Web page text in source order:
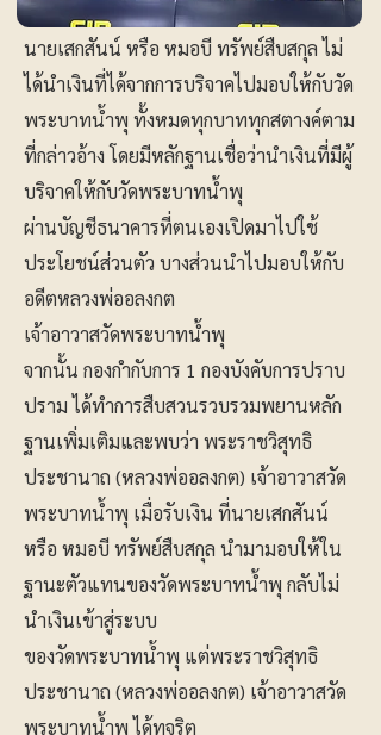
นายเสกสันน์ หรือ หมอบี ทรัพย์สืบสกุล ไม่
ได้นำเงินที่ได้จากการบริจาคไปมอบให้กับวัด
พระบาทน้ำพุ ทั้งหมดทุกบาททุกสตางค์ตาม
ที่กล่าวอ้าง โดยมีหลักฐานเชื่อว่านำเงินที่มีผู้
บริจาคให้กับวัดพระบาทน้ำพุ
ผ่านบัญชีธนาคารที่ตนเองเปิดมาไปใช้
ประโยชน์ส่วนตัว บางส่วนนำไปมอบให้กับ
อดีตหลวงพ่ออลงกต
เจ้าอาวาสวัดพระบาทน้ำพุ
​จากนั้น กองกำกับการ 1 กองบังคับการปราบ
ปราม ได้ทำการสืบสวนรวบรวมพยานหลัก
ฐานเพิ่มเติมและพบว่า พระราชวิสุทธิ
ประชานาถ (หลวงพ่ออลงกต) เจ้าอาวาสวัด
พระบาทน้ำพุ เมื่อรับเงิน ที่นายเสกสันน์
หรือ หมอบี ทรัพย์สืบสกุล นำมามอบให้ใน
ฐานะตัวแทนของวัดพระบาทน้ำพุ กลับไม่
นำเงินเข้าสู่ระบบ
ของวัดพระบาทน้ำพุ แต่พระราชวิสุทธิ
ประชานาถ (หลวงพ่ออลงกต) เจ้าอาวาสวัด
พระบาทน้ำพุ ได้ทุจริต